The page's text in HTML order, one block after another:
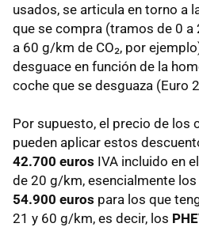
usados, se articula en torno a
que se compra (tramos de 0 a
a 60 g/km de CO₂, por
desguace en función de la
coche que se desguaza (Euro
Por supuesto, el precio de los
pueden aplicar estos
42.700 euros IVA incluido en
de 20 g/km, esencialmente los
54.900 euros para los que
21 y 60 g/km, es decir, los